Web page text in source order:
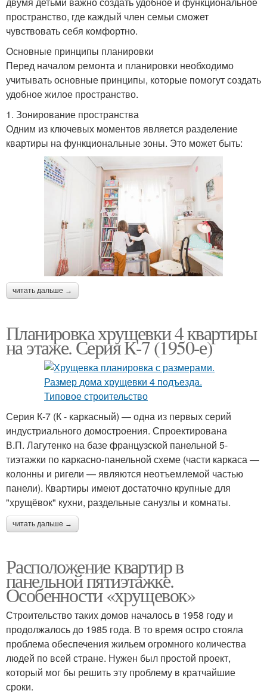
пространство, где каждый член семьи сможет
чувствовать себя комфортно.
Основные принципы планировки
Перед началом ремонта и планировки необходимо
учитывать основные принципы, которые помогут создать
удобное жилое пространство.
1. Зонирование пространства
Одним из ключевых моментов является разделение
квартиры на функциональные зоны. Это может быть:
читать дальше →
Планировка хрущевки 4 квартиры
на этаже. Серия К-7 (1950-е)
Серия К-7 (К - каркасный) — одна из первых серий
индустриального домостроения. Спроектирована
В.П. Лагутенко на базе французской панельной 5-
тиэтажки по каркасно-панельной схеме (части каркаса —
колонны и ригели — являются неотъемлемой частью
панели). Квартиры имеют достаточно крупные для
"хрущёвок" кухни, раздельные санузлы и комнаты.
читать дальше →
Расположение квартир в
панельной пятиэтажке.
Особенности «хрущевок»
Строительство таких домов началось в 1958 году и
продолжалось до 1985 года. В то время остро стояла
проблема обеспечения жильем огромного количества
людей по всей стране. Нужен был простой проект,
который мог бы решить эту проблему в кратчайшие
сроки.